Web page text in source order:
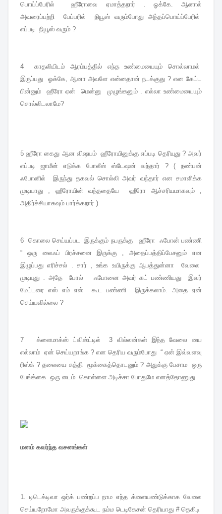
பொய்ப்பேரில் ஹீரோவை ஏமாத்தறார் . ஓக்கே. ஆனால்
அவரைப்பற்றி பேப்பரில் நியூஸ் வரும்போது அந்தப்பொய்ப்பேரில்
எப்படி நியூஸ் வரும் ?
4 காதலியிடம் ஆரம்பத்தில் எந்த உண்மையையும் சொல்லாமல்
இருப்பது ஓக்கே, ஆனா அவளே என்னதான் நடக்குது ? என கேட்ட
பின்னும் ஹீரோ ஏன் மென்னு முழுங்கனும் . எல்லா உண்மையையும்
சொல்லிடலாமே?
5 ஹீரோ கைது ஆன விஷயம் ஹீரோயினுக்கு எப்படி தெரியுது ? அவர்
எப்படி ஜாமீன் எடுக்க போலீஸ் ஸ்டேஷன் வந்தார் ? ( நண்பன்
ஃபோனில் இருந்து தகவல் சொல்லி அவர் வந்தார் என சமாளிக்க
முடியாது , ஹீரோயின் வந்ததையே ஹீரோ ஆச்சரியமாகவும் ,
அதிர்ச்சியாகவும் பார்க்கறார் )
6 கொலை செய்யப்பட இருக்கும் நபருக்கு ஹீரோ ஃபோன் பண்ணி
“ ஒரு லைஃப் பிரச்சனை இருக்கு , அதைப்பத்திப்பேசனும் என
இழுப்பது எரிச்சல் . சார் , உங்க உயிருக்கு ஆபத்துன்னா வேலை
முடியுது . அதே போல் ஃபோனை அவர் கட் பண்ணியது இவர்
மேட்டரை எஸ் எம் எஸ் கூட பண்ணி இருக்கலாம். அதை ஏன்
செய்யவில்லை ?
7 க்ளைமாக்ஸ் ட்விஸ்ட்டில் 3 வில்லன்கள் இந்த வேலை யை
எல்லாம் ஏன் செய்யறாங்க ? என தெரிய வரும்போது “ ஏன் இவ்வளவு
ரிஸ்க் ? தலையை சுத்தி மூக்கைத்தொடனும் ? அதுக்கு பேசாம ஒரு
பேங்க்கை ஒரு டைம் கொள்ளை அடிச்சா போதுமே எனத்தோணுது
மனம் கவர்ந்த வசனங்கள்
1. டிடெக்டிவா ஒர்க் பண்றப்ப நாம எந்த க்ளையண்டுக்காக வேலை
செய்யறோமோ அவருக்குக்கூட நம்ம டெடிகேசன் தெரியாது # தெகிடி